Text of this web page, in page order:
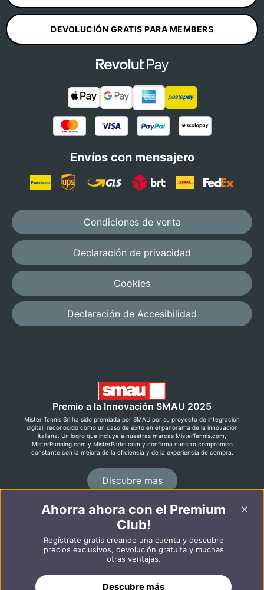
DEVOLUCIÓN GRATIS PARA MEMBERS
Envíos con mensajero
Condiciones de venta
Declaración de privacidad
Cookies
Declaración de Accesibilidad
Premio a la Innovación SMAU 2025
Mister Tennis Srl ha sido premiada por SMAU por su proyecto de integración
digital, reconocido como un caso de éxito en el panorama de la innovación
italiana. Un logro que incluye a nuestras marcas MisterTennis.com,
MisterRunning.com y MisterPadel.com y confirma nuestro compromiso
constante con la mejora de la eficiencia y de la experiencia de compra.
Discubre mas
©2026 MisterRunning.com
Italiano
English
Ahorra ahora con el Premium
Club!
Regístrate gratis creando una cuenta y descubre
precios exclusivos, devolución gratuita y muchas
otras ventajas.
Descubre más